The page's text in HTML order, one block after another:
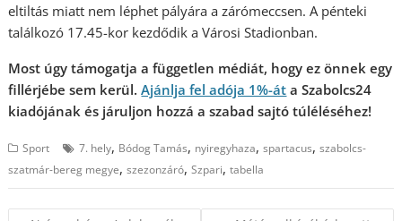
eltiltás miatt nem léphet pályára a zárómeccsen. A pénteki
találkozó 17.45-kor kezdődik a Városi Stadionban.
Most úgy támogatja a független médiát, hogy ez önnek egy
fillérjébe sem kerül.Ajánlja fel adója 1%-át a Szabolcs24
kiadójának és járuljon hozzá a szabad sajtó túléléséhez!
Sport 7. hely, Bódog Tamás, nyiregyhaza,spartacus,szabolcs-
szatmár-bereg megye,szezonzáró,Szpari,tabella